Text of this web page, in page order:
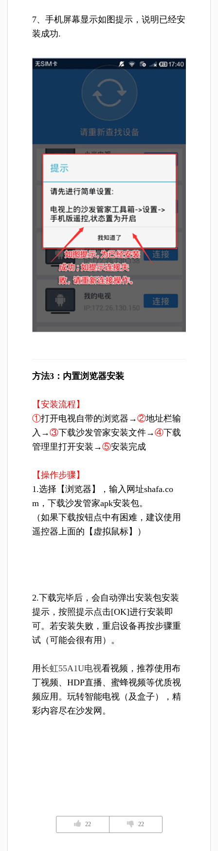
7、手机屏幕显示如图提示，说明已经安
装成功.
方法3：内置浏览器安装
【安装流程】
①打开电视自带的浏览器→②地址栏输
入→③下载沙发管家安装文件→④下载
管理里打开安装→⑤安装完成
【操作步骤】
1.选择【浏览器】，输入网址shafa.co
m，下载沙发管家apk安装包。
（如果下载按钮点中有困难，建议使用
遥控器上面的【虚拟鼠标】）
2.下载完毕后，会自动弹出安装包安装
提示，按照提示点击[OK]进行安装即
可。若安装失败，重启设备再按步骤重
试（可能会很有用）。
用长虹55A1U电视看视频，推荐使用布
丁视频、HDP直播、蜜蜂视频等优质视
频应用。玩转智能电视（及盒子），精
彩内容尽在沙发网。
22 22